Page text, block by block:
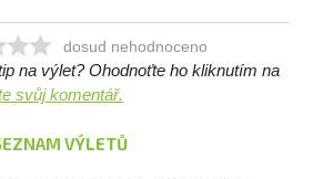
dosud nehodnoceno
na výlet? Ohodnoťte ho kliknutím na
svůj komentář.
VÝLETŮ